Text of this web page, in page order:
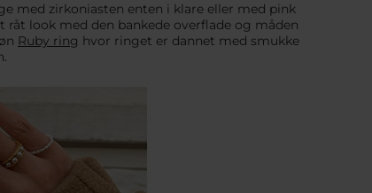
med zirkoniasten enten i klare eller med pink
look med den bankede overflade og måden
Ruby ring hvor ringet er dannet med smukke